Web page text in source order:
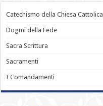
Catechismo della Chiesa Cattolica
Dogmi della Fede
Sacra Scrittura
Sacramenti
I Comandamenti